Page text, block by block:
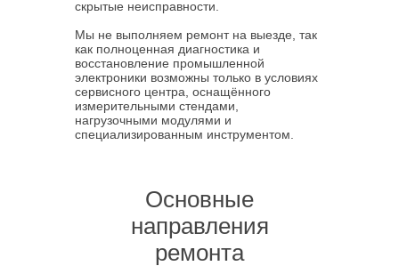
скрытые неисправности.
Мы не выполняем ремонт на выезде, так
как полноценная диагностика и
восстановление промышленной
электроники возможны только в условиях
сервисного центра, оснащённого
измерительными стендами,
нагрузочными модулями и
специализированным инструментом.
Основные
направления
ремонта